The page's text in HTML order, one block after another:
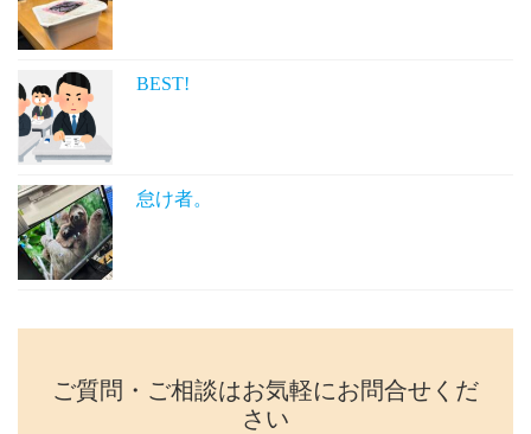
BEST!
怠け者。
ご質問・ご相談はお気軽にお問合せくだ
さい